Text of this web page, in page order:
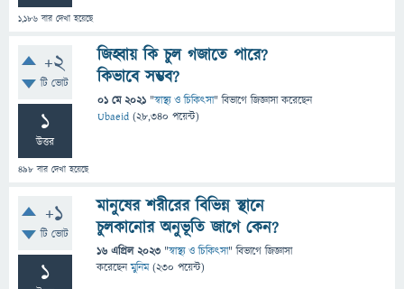
1,186 বার দেখা হয়েছে
+2
টি ভোট
1
উত্তর
498 বার দেখা হয়েছে
জিহ্বায় কি চুল গজাতে পারে?
কিভাবে সম্ভব?
01 মে 2021 "স্বাস্থ্য ও চিকিৎসা" বিভাগে জিজ্ঞাসাকরেছেন
Ubaeid (28,340 পয়েন্ট)
+1
টি ভোট
1
মানুষের শরীরের বিভিন্ন স্থানে
চুলকানোর অনুভূতি জাগে কেন?
16 এপ্রিল 2023 "স্বাস্থ্য ও চিকিৎসা" বিভাগে জিজ্ঞাসা
করেছেনমুনিম (230 পয়েন্ট)